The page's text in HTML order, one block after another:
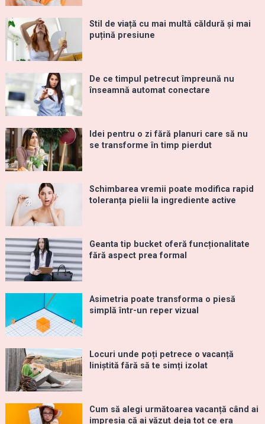
Stil de viață cu mai multă căldură și mai
puțină presiune
De ce timpul petrecut împreună nu
înseamnă automat conectare
Idei pentru o zi fără planuri care să nu
se transforme în timp pierdut
Schimbarea vremii poate modifica rapid
toleranța pielii la ingrediente active
Geanta tip bucket oferă funcționalitate
fără aspect prea formal
Asimetria poate transforma o piesă
simplă într-un reper vizual
Locuri unde poți petrece o vacanță
liniștită fără să te simți izolat
Cum să alegi următoarea vacanță când ai
impresia că ai văzut deja tot ce era